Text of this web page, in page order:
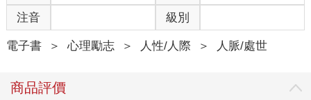
登門檻效應／一旦對方答應你的微小要求，談判等於成功一半！
「登門檻效應」（foot in the door technique），據說是來自
注音 級別
電子書 ＞ 心理勵志 ＞ 人性/人際 ＞ 人脈/處世
商品評價